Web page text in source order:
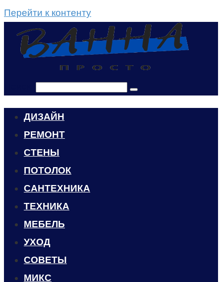
Перейти к контенту
ДИЗАЙН
РЕМОНТ
СТЕНЫ
ПОТОЛОК
САНТЕХНИКА
ТЕХНИКА
МЕБЕЛЬ
УХОД
CОВЕТЫ
МИКС